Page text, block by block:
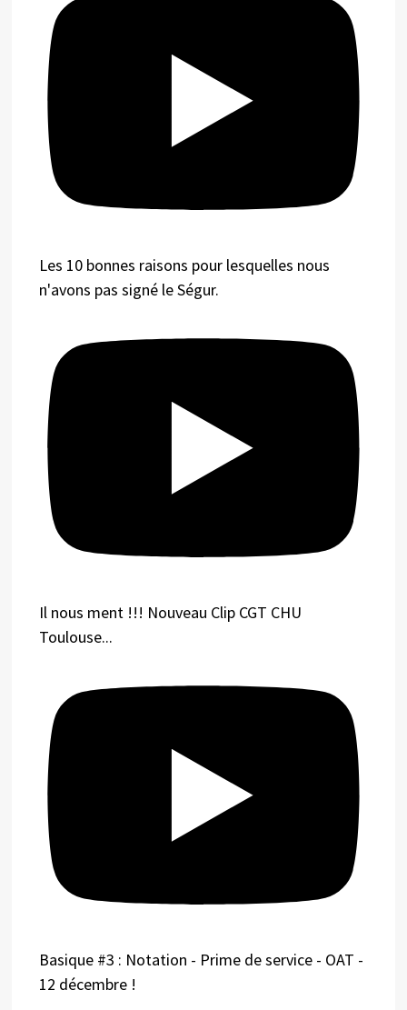
Les 10 bonnes raisons pour lesquelles nous
n'avons pas signé le Ségur.
Il nous ment !!! Nouveau Clip CGT CHU
Toulouse...
Basique #3 : Notation - Prime de service - OAT -
12 décembre !